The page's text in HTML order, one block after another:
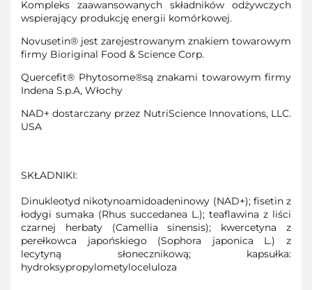
Kompleks zaawansowanych składników odżywczych
wspierający produkcję energii komórkowej.
Novusetin® jest zarejestrowanym znakiem towarowym
firmy Bioriginal Food & Science Corp.
Quercefit® Phytosome®są znakami towarowym firmy
Indena S.p.A, Włochy
NAD+ dostarczany przez NutriScience Innovations, LLC.
USA
SKŁADNIKI:
Dinukleotyd nikotynoamidoadeninowy (NAD+); fisetin z
łodygi sumaka (Rhus succedanea L.); teaflawina z liści
czarnej herbaty (Camellia sinensis); kwercetyna z
perełkowca japońskiego (Sophora japonica L.) z
lecytyną słonecznikową; kapsułka:
hydroksypropylometyloceluloza